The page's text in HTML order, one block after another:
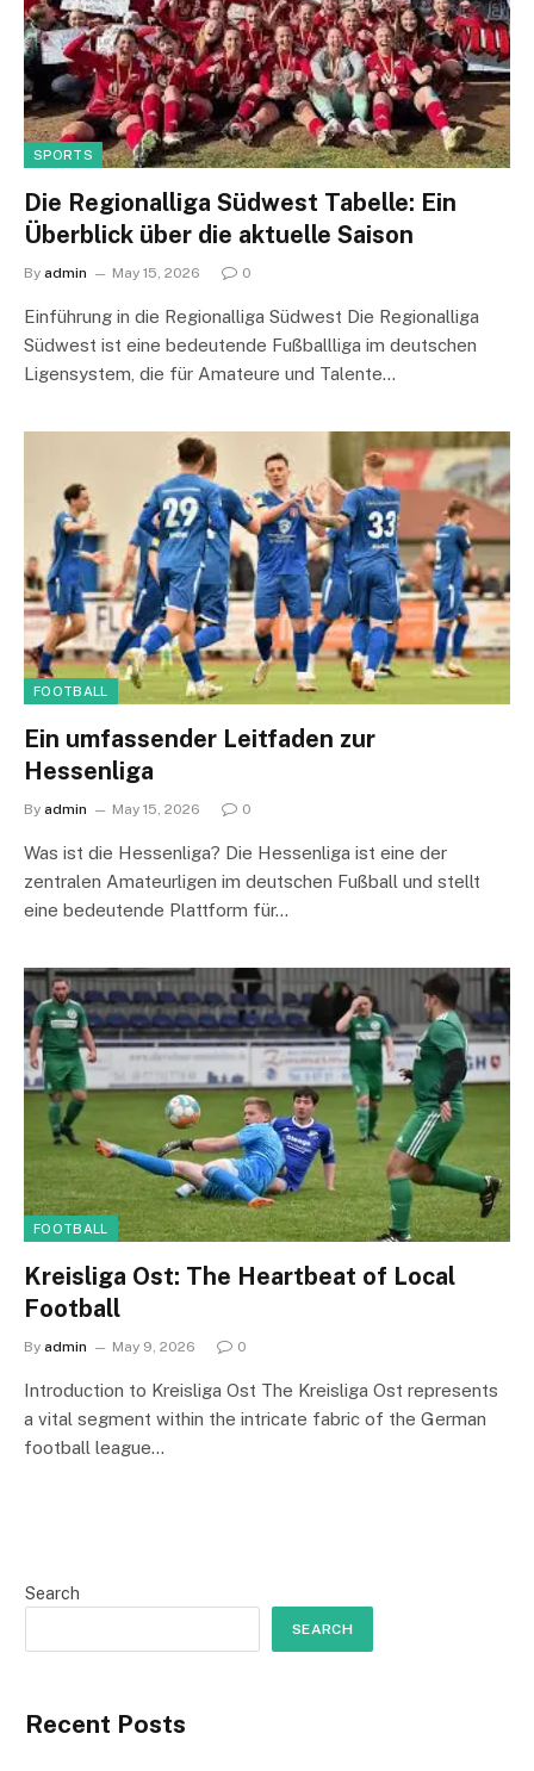
SPORTS
Die Regionalliga Südwest Tabelle: Ein
Überblick über die aktuelle Saison
By admin May 15, 2026 0
Einführung in die Regionalliga Südwest Die Regionalliga
Südwest ist eine bedeutende Fußballliga im deutschen
Ligensystem, die für Amateure und Talente…
FOOTBALL
Ein umfassender Leitfaden zur
Hessenliga
By admin May 15, 2026 0
Was ist die Hessenliga? Die Hessenliga ist eine der
zentralen Amateurligen im deutschen Fußball und stellt
eine bedeutende Plattform für…
FOOTBALL
Kreisliga Ost: The Heartbeat of Local
Football
By admin May 9, 2026 0
Introduction to Kreisliga Ost The Kreisliga Ost represents
a vital segment within the intricate fabric of the German
football league…
Search
SEARCH
Recent Posts